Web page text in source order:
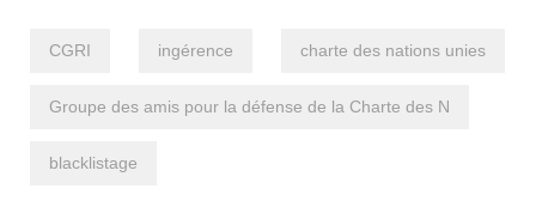
CGRI ingérence charte des nations unies
Groupe des amis pour la défense de la Charte des N
blacklistage